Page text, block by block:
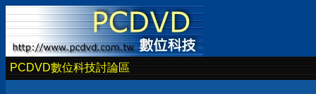
PCDVD數位科技討論區